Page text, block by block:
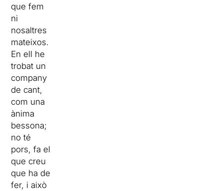
que fem
ni
nosaltres
mateixos.
En ell he
trobat un
company
de cant,
com una
ànima
bessona;
no té
pors, fa el
que creu
que ha de
fer, i això